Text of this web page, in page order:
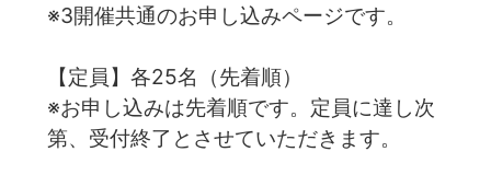
※3開催共通のお申し込みページです。
【定員】各25名（先着順）
※お申し込みは先着順です。定員に達し次
第、受付終了とさせていただきます。